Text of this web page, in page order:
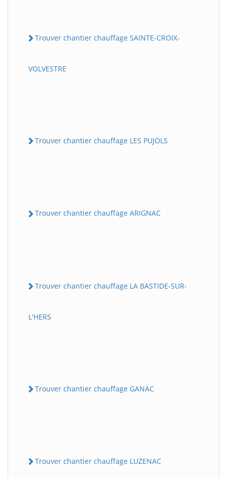
Trouver chantier chauffage SAINTE-CROIX-
VOLVESTRE
Trouver chantier chauffage LES PUJOLS
Trouver chantier chauffage ARIGNAC
Trouver chantier chauffage LA BASTIDE-SUR-
L'HERS
Trouver chantier chauffage GANAC
Trouver chantier chauffage LUZENAC